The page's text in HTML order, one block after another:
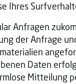
Ihres
Anfragen
der Anfrage
Daten
Mitteilung